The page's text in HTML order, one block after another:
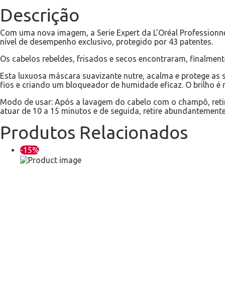
Descrição
Com uma nova imagem, a Serie Expert da L’Oréal
nível de desempenho exclusivo, protegido por 43 patentes.
Os cabelos rebeldes, frisados e secos encontraram,
Esta luxuosa máscara suavizante nutre, acalma e protege
fios e criando um bloqueador de humidade eficaz. O brilho
Modo de usar: Após a lavagem do cabelo com o champô,
atuar de 10 a 15 minutos e de seguida, retire
Produtos Relacionados
-15%